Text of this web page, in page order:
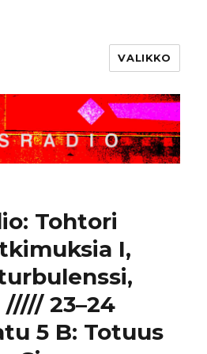
VALIKKO
Tohtori
I,
23–24
5 B: Totuus